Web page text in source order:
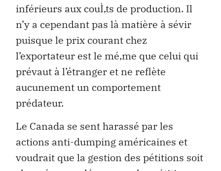
inférieurs aux couÌ‚ts de production. Il
n’y a cependant pas là matière à sévir
puisque le prix courant chez
l’exportateur est le mé‚me que celui qui
prévaut à l’étranger et ne reflète
aucunement un comportement
prédateur.
Le Canada se sent harassé par les
actions anti-dumping américaines et
voudrait que la gestion des pétitions soit